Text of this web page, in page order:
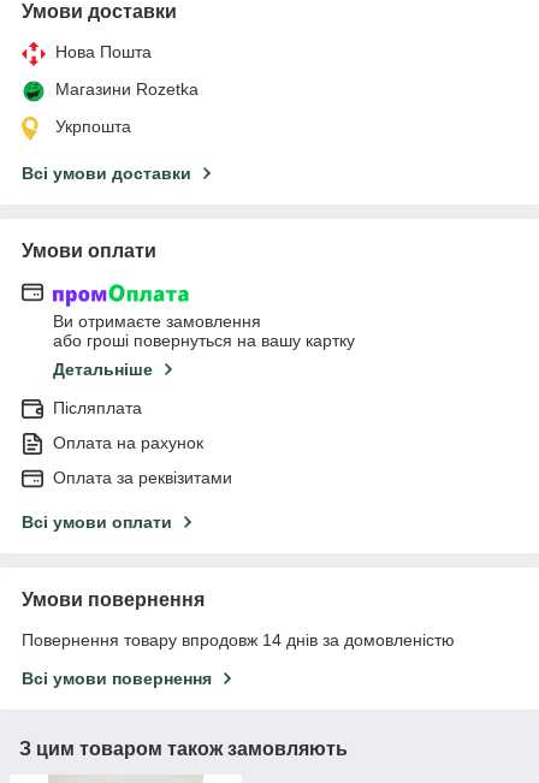
Умови доставки
Нова Пошта
Магазини Rozetka
Укрпошта
Всі умови доставки
Умови оплати
Ви отримаєте замовлення
або гроші повернуться на вашу картку
Детальніше
Післяплата
Оплата на рахунок
Оплата за реквізитами
Всі умови оплати
Умови повернення
Повернення товару впродовж 14 днів за домовленістю
Всі умови повернення
З цим товаром також замовляють